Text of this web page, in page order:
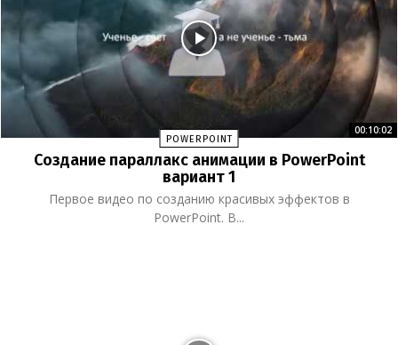
POWERPOINT
00:10:02
Создание параллакс анимации в PowerPoint
вариант 1
Первое видео по созданию красивых эффектов в
PowerPoint. В...